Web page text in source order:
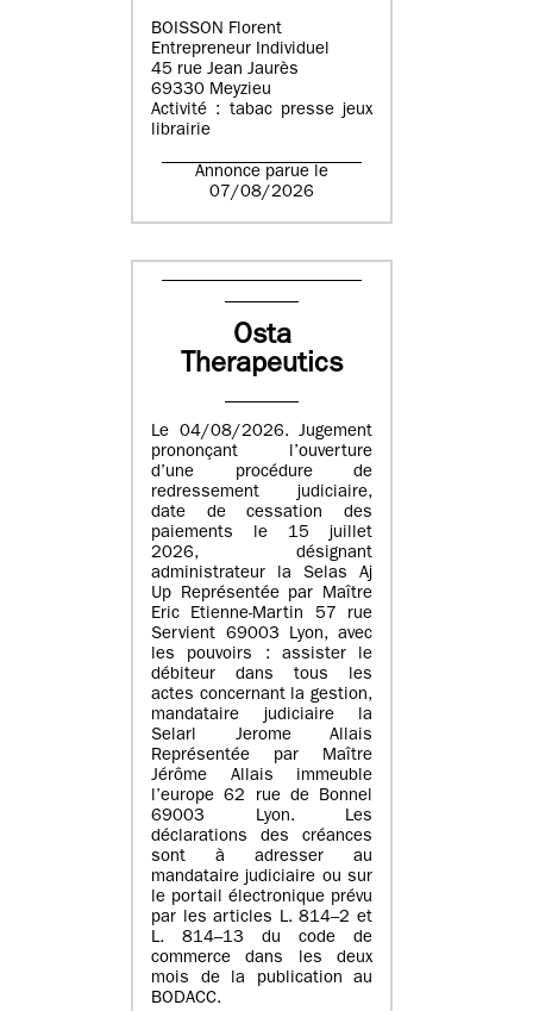
BOISSON Florent
Entrepreneur Individuel
45 rue Jean Jaurès
69330 Meyzieu
Activité : tabac presse jeux
librairie
Annonce parue le
07/08/2026
Osta
Therapeutics
Le 04/08/2026. Jugement
prononçant l’ouverture
d’une procédure de
redressement judiciaire,
date de cessation des
paiements le 15 juillet
2026, désignant
administrateur la Selas Aj
Up Représentée par Maître
Eric Etienne-Martin 57 rue
Servient 69003 Lyon, avec
les pouvoirs : assister le
débiteur dans tous les
actes concernant la gestion,
mandataire judiciaire la
Selarl Jerome Allais
Représentée par Maître
Jérôme Allais immeuble
l’europe 62 rue de Bonnel
69003 Lyon. Les
déclarations des créances
sont à adresser au
mandataire judiciaire ou sur
le portail électronique prévu
par les articles L. 814–2 et
L. 814–13 du code de
commerce dans les deux
mois de la publication au
BODACC.